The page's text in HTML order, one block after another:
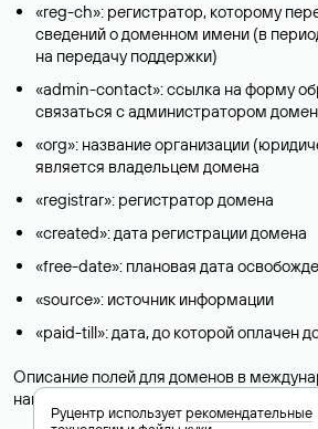
«reg-ch»: регистратор, которому
сведений о доменном имени (в
на передачу поддержки)
«admin-contact»: ссылка на форму
связаться с администратором
«org»: название организации
является владельцем домена
«registrar»: регистратор домена
«created»: дата регистрации домена
«free-date»: плановая дата
«source»: источник информации
«paid-till»: дата, до которой оплачен
Описание полей для доменов в
национальных доменах представлены в
Руцентр используетрекомендательные